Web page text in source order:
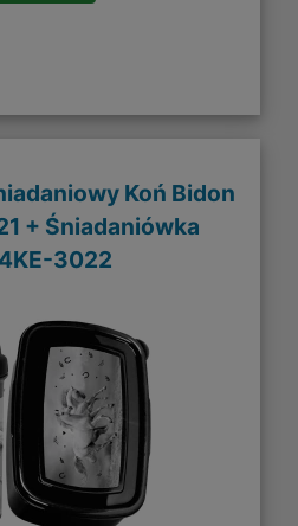
Koń Bidon
+ Śniadaniówka
3022